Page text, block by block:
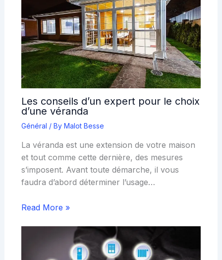
Les conseils d’un expert pour le choix
d’une véranda
Général / By Malot Besse
La véranda est une extension de votre maison
et tout comme cette dernière, des mesures
s’imposent. Avant toute démarche, il vous
faudra d’abord déterminer l’usage…
Read More »